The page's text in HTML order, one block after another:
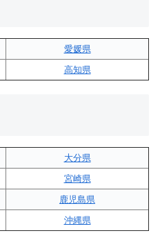
愛媛県
高知県
大分県
宮崎県
鹿児島県
沖縄県